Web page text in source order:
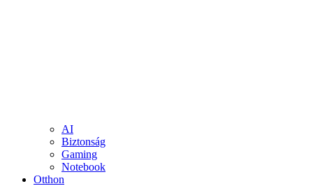
AI
Biztonság
Gaming
Notebook
Otthon